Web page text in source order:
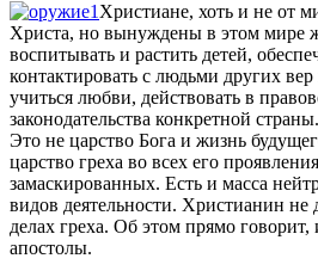
Христиане, хоть и не от
Христа, но вынуждены в этом мире
воспитывать и растить детей,
контактировать с людьми других
учиться любви, действовать в
законодательства конкретной
Это не царство Бога и жизнь
царство греха во всех его
замаскированных. Есть и масса
видов деятельности. Христианин не
делах греха. Об этом прямо
апостолы.